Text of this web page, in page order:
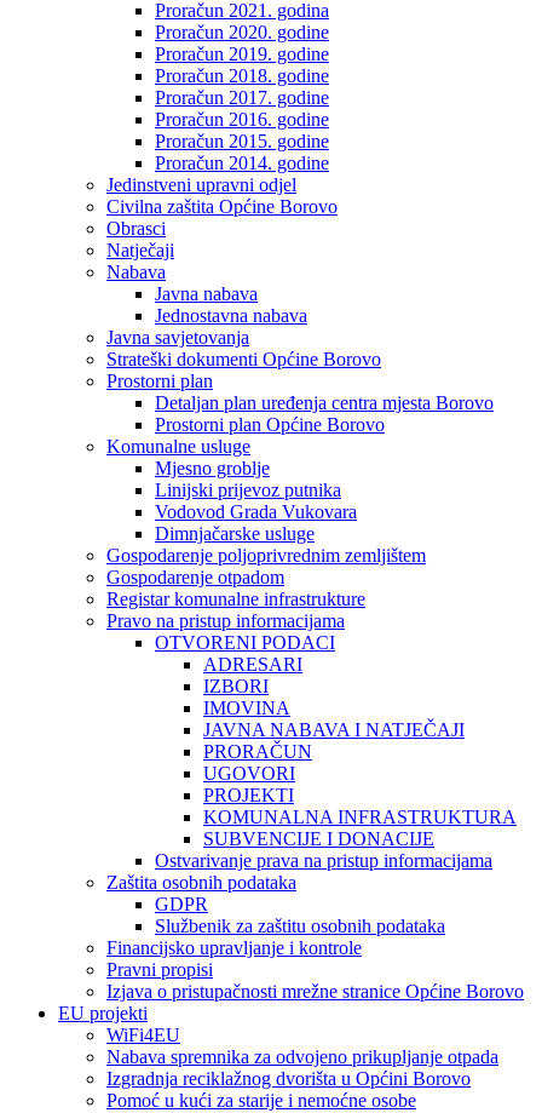
Proračun 2021. godina
Proračun 2020. godine
Proračun 2019. godine
Proračun 2018. godine
Proračun 2017. godine
Proračun 2016. godine
Proračun 2015. godine
Proračun 2014. godine
Jedinstveni upravni odjel
Civilna zaštita Općine Borovo
Obrasci
Natječaji
Nabava
Javna nabava
Jednostavna nabava
Javna savjetovanja
Strateški dokumenti Općine Borovo
Prostorni plan
Detaljan plan uređenja centra mjesta Borovo
Prostorni plan Općine Borovo
Komunalne usluge
Mjesno groblje
Linijski prijevoz putnika
Vodovod Grada Vukovara
Dimnjačarske usluge
Gospodarenje poljoprivrednim zemljištem
Gospodarenje otpadom
Registar komunalne infrastrukture
Pravo na pristup informacijama
OTVORENI PODACI
ADRESARI
IZBORI
IMOVINA
JAVNA NABAVA I NATJEČAJI
PRORAČUN
UGOVORI
PROJEKTI
KOMUNALNA INFRASTRUKTURA
SUBVENCIJE I DONACIJE
Ostvarivanje prava na pristup informacijama
Zaštita osobnih podataka
GDPR
Službenik za zaštitu osobnih podataka
Financijsko upravljanje i kontrole
Pravni propisi
Izjava o pristupačnosti mrežne stranice Općine Borovo
EU projekti
WiFi4EU
Nabava spremnika za odvojeno prikupljanje otpada
Izgradnja reciklažnog dvorišta u Općini Borovo
Pomoć u kući za starije i nemoćne osobe